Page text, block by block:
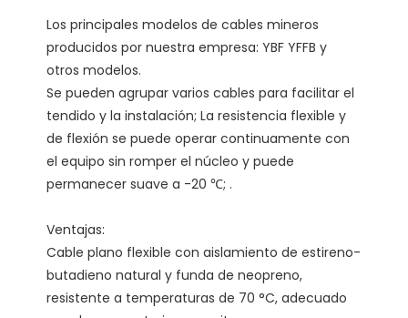
Los principales modelos de cables mineros
producidos por nuestra empresa: YBF YFFB y
Se pueden agrupar varios cables para facilitar el
tendido y la instalación; La resistencia flexible y
de flexión se puede operar continuamente con
el equipo sin romper el núcleo y puede
Cable plano flexible con aislamiento de estireno-
butadieno natural y funda de neopreno,
resistente a temperaturas de 70 °C, adecuado